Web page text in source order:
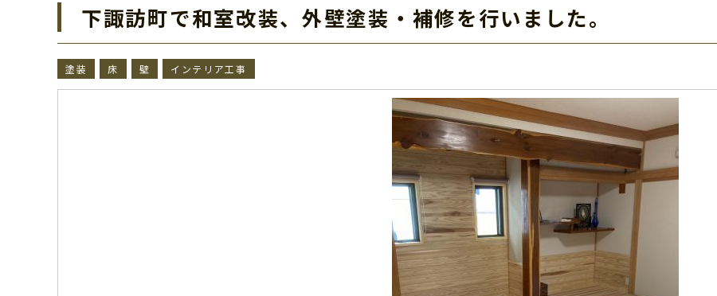
下諏訪町で和室改装、外壁塗装・補修を行いました。
塗装 床 壁 インテリア工事